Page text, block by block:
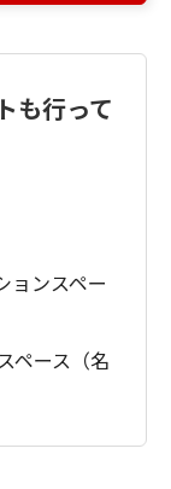
も行って
ョンスペー
ペース（名